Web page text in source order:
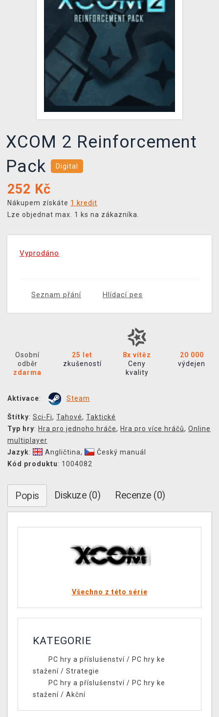
TCG & BOARDGAME HUB
VÝKUP HER (BAZAR)
XCOM 2 Reinforcement
Pack
Digital
252 Kč
Nákupem získáte 1 kredit
Lze objednat max. 1 ks na zákazníka.
Vyprodáno
Seznam přání Hlídací pes
Osobní
odběr
zdarma
25 let
zkušeností
8x vítěz
Ceny
kvality
20 000
výdejen
Aktivace: Steam
Štítky: Sci-Fi, Tahové, Taktické
Typ hry: Hra pro jednoho hráče, Hra pro více hráčů, Online
multiplayer
Jazyk: Angličtina,
Český manuál
Kód produktu: 1004082
Popis Diskuze (0) Recenze (0)
Všechno z této série
KATEGORIE
PC hry a příslušenství/ PC hry ke
stažení / Strategie
PC hry a příslušenství/ PC hry ke
stažení / Akční